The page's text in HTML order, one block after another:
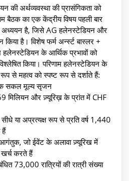
अर्थव्यवस्था की प्रासंगिकता को
बैठक का एक केंद्रीय विषय पहली बार
अध्ययन है, जिसे AG हलेनस्टेडियन और
है। विशेष फर्म अर्न्स्ट बास्लर +
हलेनस्टेडियन के आर्थिक प्रभावों को
किया। परिणाम हलेनस्टेडियन के
महत्व को स्पष्ट रूप से दर्शाते हैं:
सकल मूल्य सृजन
मिलियन और ज़्यूरिख़ के प्रांत में CHF
या अप्रत्यक्ष रूप से प्रति वर्ष 1,440
हैं
जो ईवेंट के अलावा ज़्यूरिख में
करते हैं
73,000 रात्रियों की रात्री संख्या